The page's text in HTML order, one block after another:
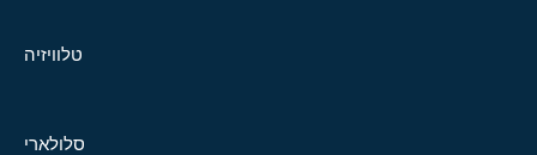
טלוויזיה
סלולארי